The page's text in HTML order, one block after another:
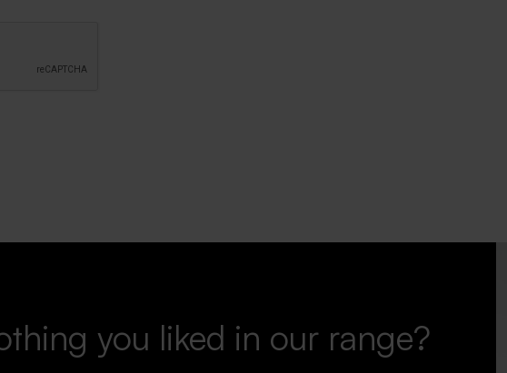
you liked in our range?